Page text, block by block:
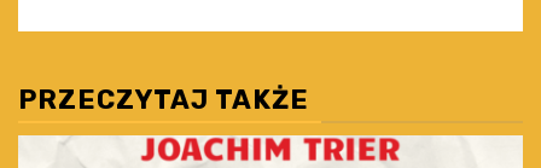
PRZECZYTAJ TAKŻE